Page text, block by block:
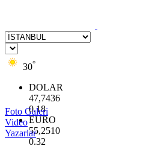
30°
DOLAR
47,7436
0.18
EURO
55,2510
0.32
Foto Galeri
Video
Yazarlar